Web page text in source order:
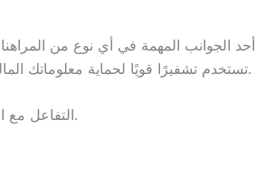
أحد الجوانب المهمة في أي نوع من
التي تدعم USDT تستخدم تشفيرًا قويًا لحماية معلوماتك المالية والشخصية. يجب عليك أيضًا التحقق من الترخيصات والاعتمادات الخاصة بالمنصة للتأكد من مصداقيتها.
التفاعل مع المنصات الموثوقة يعزز من حماية معلوماتك، كما يمكنك الاعتماد على مراجعات وآراء المستخدمين الآخرين قبل اتخاذ قرارك.